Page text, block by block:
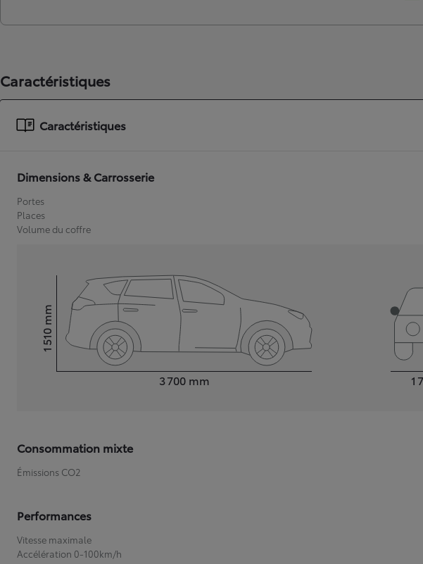
Caractéristiques
Caractéristiques
Dimensions & Carrosserie
Portes
Places
Volume du coffre
3 700 mm
Hauteur1 510
mm
1
Consommation mixte
Émissions CO2
Performances
Vitesse maximale
Accélération 0-100km/h